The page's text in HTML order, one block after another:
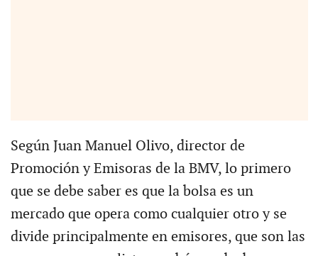
Según Juan Manuel Olivo, director de
Promoción y Emisoras de la BMV, lo primero
que se debe saber es que la bolsa es un
mercado que opera como cualquier otro y se
divide principalmente en emisores, que son las